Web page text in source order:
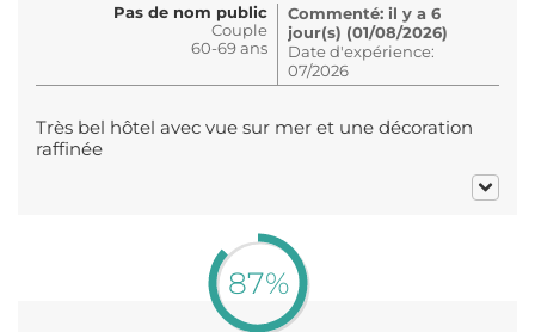
Pas de nom public
Couple
60-69 ans
Commenté: il y a 6
jour(s) (01/08/2026)
Date d'expérience:
07/2026
Très bel hôtel avec vue sur mer et une décoration
raffinée
87%